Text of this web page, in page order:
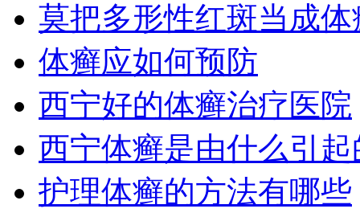
莫把多形性红斑当成体
体癣应如何预防
西宁好的体癣治疗医院
西宁体癣是由什么引起
护理体癣的方法有哪些